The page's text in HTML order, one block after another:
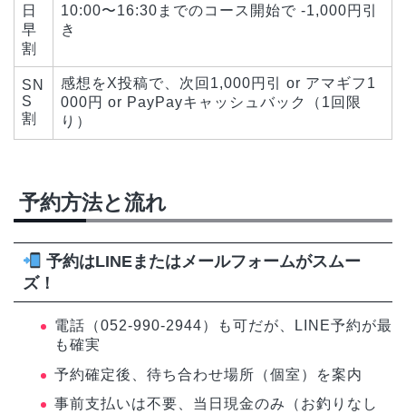
日
早
割
10:00〜16:30までのコース開始で -1,000円引
き
SN
S
割
感想をX投稿で、次回1,000円引 or アマギフ1
000円 or PayPayキャッシュバック（1回限
り）
予約方法と流れ
予約はLINEまたはメールフォームがスムー
ズ！
電話（052-990-2944）も可だが、LINE予約が最
も確実
予約確定後、待ち合わせ場所（個室）を案内
事前支払いは不要、当日現金のみ（お釣りなし